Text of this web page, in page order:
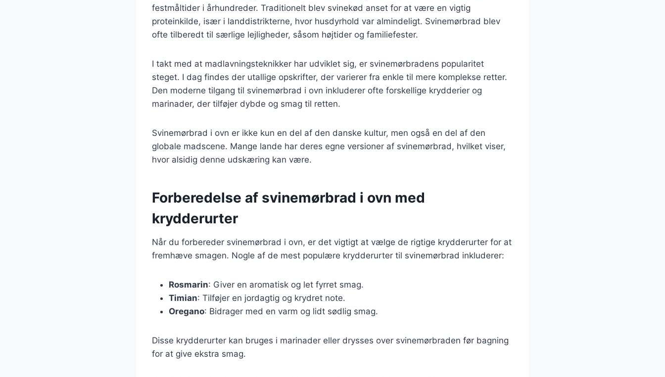
festmåltider i århundreder. Traditionelt blev svinekød anset for at være en vigtig
proteinkilde, især i landdistrikterne, hvor husdyrhold var almindeligt. Svinemørbrad blev
ofte tilberedt til særlige lejligheder, såsom højtider og familiefester.
I takt med at madlavningsteknikker har udviklet sig, er svinemørbradens popularitet
steget. I dag findes der utallige opskrifter, der varierer fra enkle til mere komplekse retter.
Den moderne tilgang til svinemørbrad i ovn inkluderer ofte forskellige krydderier og
marinader, der tilføjer dybde og smag til retten.
Svinemørbrad i ovn er ikke kun en del af den danske kultur, men også en del af den
globale madscene. Mange lande har deres egne versioner af svinemørbrad, hvilket viser,
hvor alsidig denne udskæring kan være.
Forberedelse af svinemørbrad i ovn med
krydderurter
Når du forbereder svinemørbrad i ovn, er det vigtigt at vælge de rigtige krydderurter for at
fremhæve smagen. Nogle af de mest populære krydderurter til svinemørbrad inkluderer:
Rosmarin: Giver en aromatisk og let fyrret smag.
Timian: Tilføjer en jordagtig og krydret note.
Oregano: Bidrager med en varm og lidt sødlig smag.
Disse krydderurter kan bruges i marinader eller drysses over svinemørbraden før bagning
for at give ekstra smag.